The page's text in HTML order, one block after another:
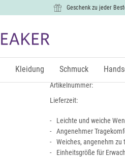
Geschenk zu jeder
Kleidung Schmuck
Wende Beanie
11,99 €
inkl. MwSt.,
Artikelnummer:
Lieferzeit:
Leichte und weiche
Angenehmer
Weiches, angenehm zu
Einheitsgröße für